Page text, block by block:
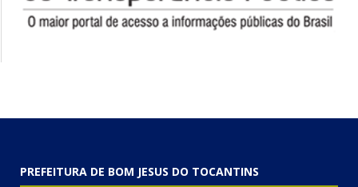
PREFEITURA DE BOM JESUS DO TOCANTINS